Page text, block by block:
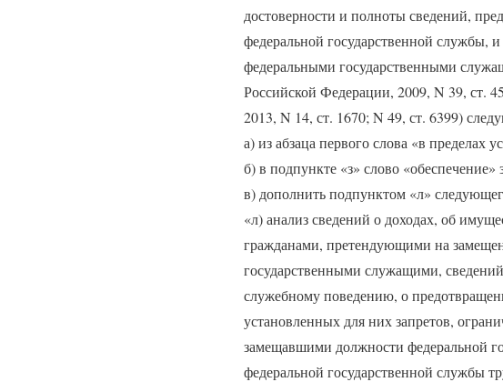
достоверности и полноты сведений,
федеральной государственной
федеральными государственными
Российской Федерации, 2009, N 39, ст.
2013, N 14, ст. 1670; N 49, ст. 6399)
а) из абзаца первого слова «в пределах
б) в подпункте «з» слово
в) дополнить подпунктом «л»
«л) анализ сведений о доходах, об
гражданами, претендующими на
государственными служащими,
служебному поведению, о
установленных для них запретов,
замещавшими должности федеральной
федеральной государственной службы